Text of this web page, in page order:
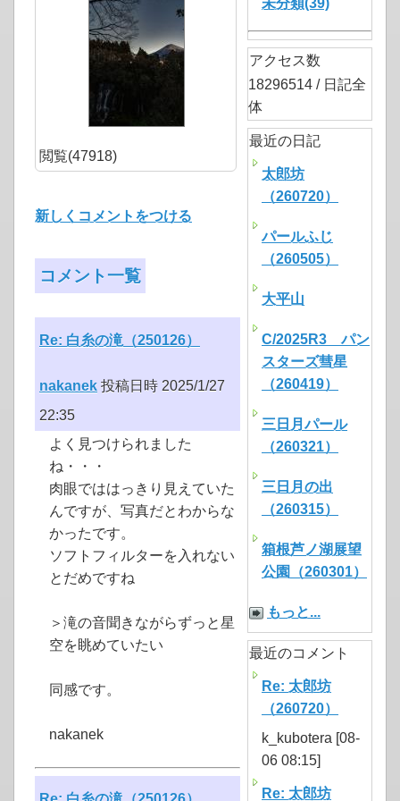
閲覧(47918)
新しくコメントをつける
コメント一覧
Re: 白糸の滝（250126）
nakanek 投稿日時 2025/1/27
22:35
よく見つけられました
ね・・・
肉眼でははっきり見えていた
んですが、写真だとわからな
かったです。
ソフトフィルターを入れない
とだめですね
＞滝の音聞きながらずっと星
空を眺めていたい
同感です。
nakanek
未分類(39)
アクセス数
18296514 / 日記全
体
最近の日記
太郎坊
（260720）
パールふじ
（260505）
大平山
C/2025R3 パン
スターズ彗星
（260419）
三日月パール
（260321）
三日月の出
（260315）
箱根芦ノ湖展望
公園（260301）
もっと...
最近のコメント
Re: 太郎坊
（260720）
k_kubotera [08-
06 08:15]
Re: 太郎坊